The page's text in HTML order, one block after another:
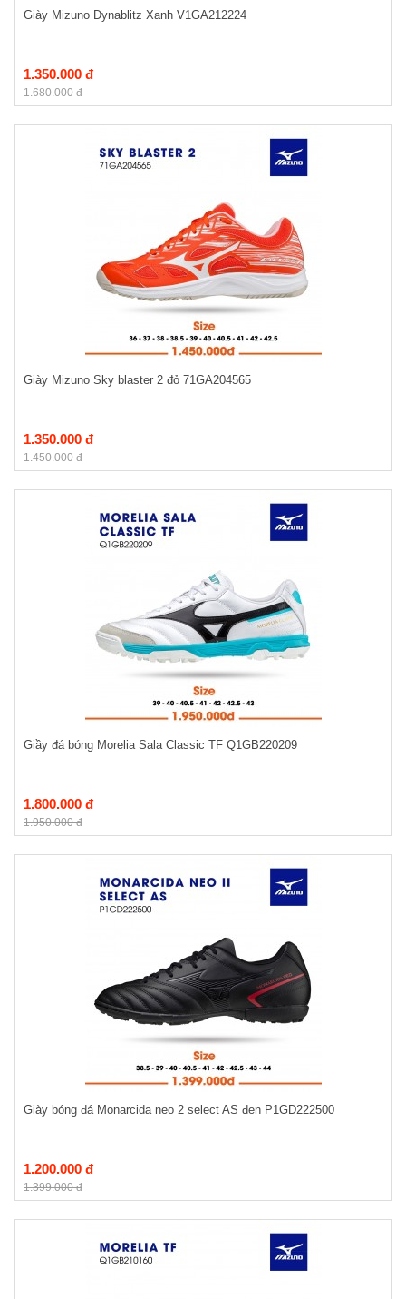
Giày Mizuno Dynablitz Xanh V1GA212224
1.350.000 đ
1.680.000 đ
Giày Mizuno Sky blaster 2 đỏ 71GA204565
1.350.000 đ
1.450.000 đ
Giầy đá bóng Morelia Sala Classic TF Q1GB220209
1.800.000 đ
1.950.000 đ
Giày bóng đá Monarcida neo 2 select AS đen P1GD222500
1.200.000 đ
1.399.000 đ